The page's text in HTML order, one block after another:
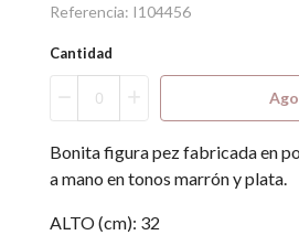
Referencia: I104456
Cantidad
Bonita figura pez fabricada en
a mano en tonos marrón y plata.
ALTO (cm): 32